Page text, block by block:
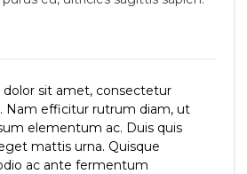
sit amet, consectetur
Nam efficitur rutrum diam, ut
elementum ac. Duis quis
mattis urna. Quisque
ac ante fermentum